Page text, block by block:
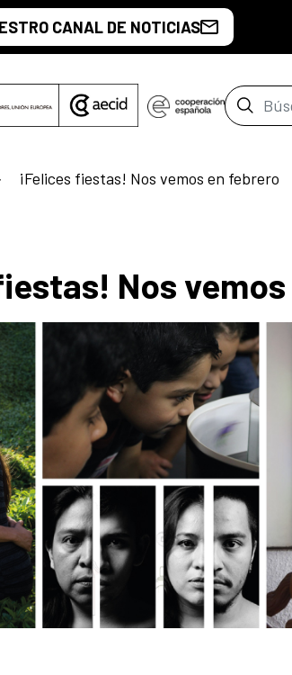
CANAL DE NOTICIAS
Barra
¡Felices fiestas! Nos vemos en febrero
Nos